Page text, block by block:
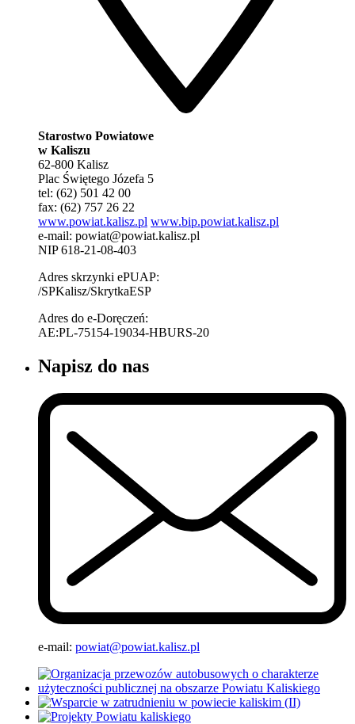
Starostwo Powiatowe
w Kaliszu
62-800 Kalisz
Plac Świętego Józefa 5
tel: (62) 501 42 00
fax: (62) 757 26 22
www.powiat.kalisz.pl www.bip.powiat.kalisz.pl
e-mail: powiat@powiat.kalisz.pl
NIP 618-21-08-403
Adres skrzynki ePUAP:
/SPKalisz/SkrytkaESP
Adres do e-Doręczeń:
AE:PL-75154-19034-HBURS-20
Napisz do nas
e-mail: powiat@powiat.kalisz.pl